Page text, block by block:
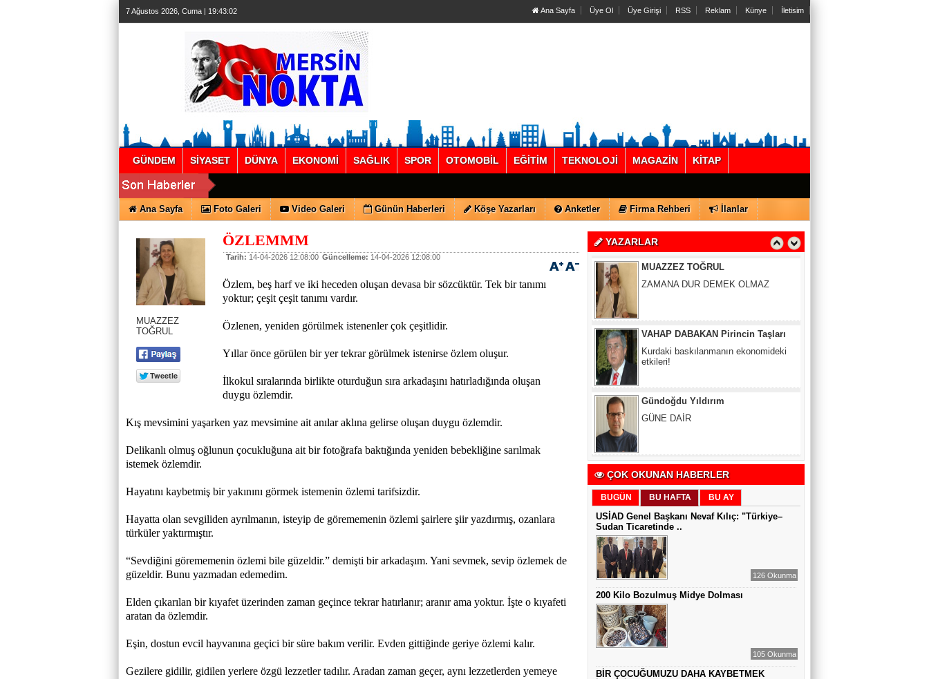
7 Ağustos 2026, Cuma | 19:43:02 Ana Sayfa Üye Ol Üye Girişi RSS Reklam Künye İletisim
GÜNDEM SİYASET DÜNYA EKONOMİ SAĞLIK SPOR OTOMOBİL EĞİTİM TEKNOLOJİ MAGAZİN KİTAP
Ana Sayfa Foto Galeri Video Galeri Günün Haberleri Köşe Yazarları Anketler Firma Rehberi İlanlar
MUAZZEZ
TOĞRUL
ÖZLEMMM
Tarih: 14-04-2026 12:08:00 Güncelleme: 14-04-2026 12:08:00
Özlem, beş harf ve iki heceden oluşan devasa bir sözcüktür. Tek bir tanımı
yoktur; çeşit çeşit tanımı vardır.
Özlenen, yeniden görülmek istenenler çok çeşitlidir.
Yıllar önce görülen bir yer tekrar görülmek istenirse özlem oluşur.
İlkokul sıralarında birlikte oturduğun sıra arkadaşını hatırladığında oluşan
duygu özlemdir.
Kış mevsimini yaşarken yaz mevsimine ait anılar aklına gelirse oluşan duygu özlemdir.
Delikanlı olmuş oğlunun çocukluğuna ait bir fotoğrafa baktığında yeniden bebekliğine sarılmak
istemek özlemdir.
Hayatını kaybetmiş bir yakınını görmek istemenin özlemi tarifsizdir.
Hayatta olan sevgiliden ayrılmanın, isteyip de görememenin özlemi şairlere şiir yazdırmış, ozanlara
türküler yaktırmıştır.
“Sevdiğini görememenin özlemi bile güzeldir.” demişti bir arkadaşım. Yani sevmek, sevip özlemek de
güzeldir. Bunu yazmadan edemedim.
Elden çıkarılan bir kıyafet üzerinden zaman geçince tekrar hatırlanır; aranır ama yoktur. İşte o kıyafeti
aratan da özlemdir.
Eşin, dostun evcil hayvanına geçici bir süre bakım verilir. Evden gittiğinde geriye özlemi kalır.
Gezilere gidilir, gidilen yerlere özgü lezzetler tadılır. Aradan zaman geçer, aynı lezzetlerden yemeye
YAZARLAR
Gül Saydam
SEN BENİ UNUTSAN DA
MUAZZEZ TOĞRUL
ZAMANA DUR DEMEK OLMAZ
VAHAP DABAKAN Pirincin Taşları
Gündoğdu Yıldırım
Zeynel Aslan
Sıddıka BALAKAN
DİJİTAL VİCDAN
Gül Saydam
SEN BENİ UNUTSAN DA
MUAZZEZ TOĞRUL
ZAMANA DUR DEMEK OLMAZ
ÇOK OKUNAN HABERLER
BUGÜN BU HAFTA BU AY
USİAD Genel Başkanı Nevaf Kılıç: "Türkiye–
Sudan Ticaretinde ..
126 Okunma
200 Kilo Bozulmuş Midye Dolması
105 Okunma
BİR ÇOCUĞUMUZU DAHA KAYBETMEK